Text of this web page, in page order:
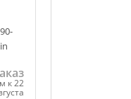
к 22